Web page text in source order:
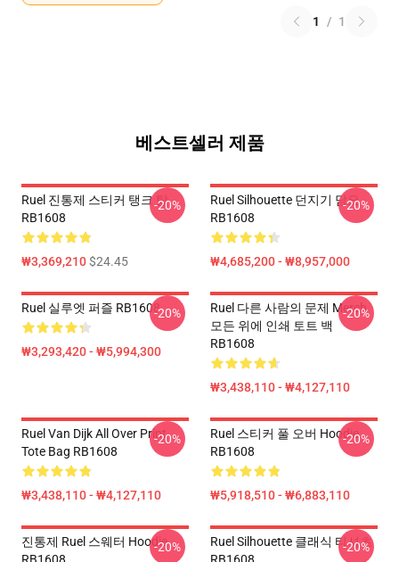
1 / 1
베스트셀러 제품
Ruel 진통제 스티커 탱크 탑
RB1608
₩3,369,210$24.45
-20%
Ruel Silhouette 던지기 담요
RB1608
₩4,685,200 - ₩8,957,000
-20%
Ruel 실루엣 퍼즐 RB1608
₩3,293,420 - ₩5,994,300
-20%
Ruel 다른 사람의 문제 Merch
모든 위에 인쇄 토트 백
RB1608
₩3,438,110 - ₩4,127,110
-20%
Ruel Van Dijk All Over Print
Tote Bag RB1608
₩3,438,110 - ₩4,127,110
-20%
Ruel 스티커 풀 오버 Hoodie
RB1608
₩5,918,510 - ₩6,883,110
-20%
진통제 Ruel 스웨터 Hoodie-20%
Ruel Silhouette 클래식 티셔츠
-20%